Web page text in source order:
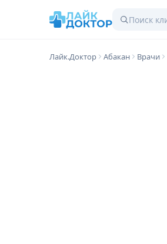
Лайк.Доктор Абакан Врачи